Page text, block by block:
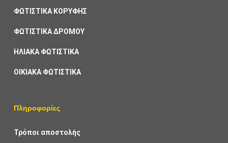
ΦΩΤΙΣΤΙΚΑ ΚΟΡΥΦΗΣ
ΦΩΤΙΣΤΙΚΑ ΔΡΟΜΟΥ
ΗΛΙΑΚΑ ΦΩΤΙΣΤΙΚΑ
ΟΙΚΙΑΚΑ ΦΩΤΙΣΤΙΚΑ
Πληροφορίες
Τρόποι αποστολής